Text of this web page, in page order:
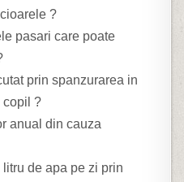
?
pasari care poate
prin spanzurarea in
copil ?
anual din cauza
de apa pe zi prin